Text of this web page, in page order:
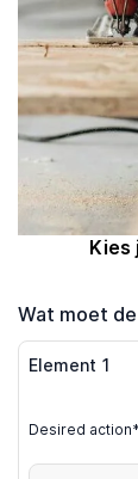
Over MrFix
Log in als
Kies
Wat moet
Element 1
Desired action*